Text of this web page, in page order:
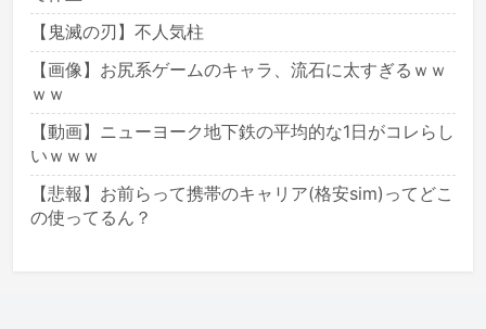
【鬼滅の刃】不人気柱
【画像】お尻系ゲームのキャラ、流石に太すぎるｗｗ
ｗｗ
【動画】ニューヨーク地下鉄の平均的な1日がコレらし
いｗｗｗ
【悲報】お前らって携帯のキャリア(格安sim)ってどこ
の使ってるん？